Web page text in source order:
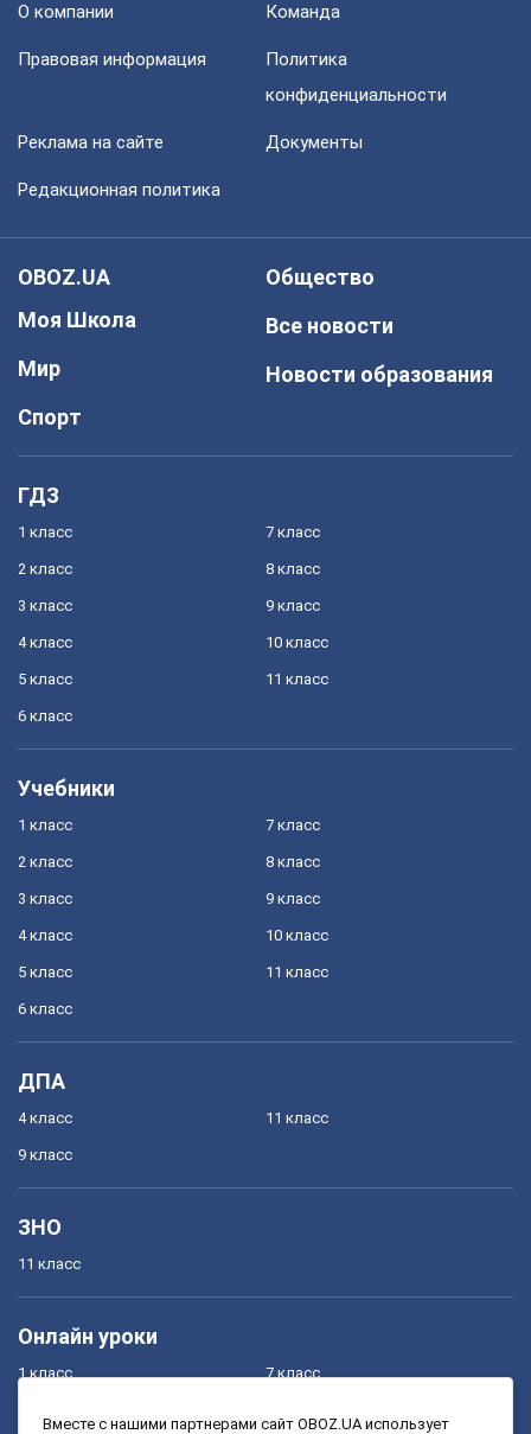
О компании Команда
Правовая информация
Политика
конфиденциальности
Реклама на сайте Документы
Редакционная политика
OBOZ.UA
Моя Школа
Мир
Спорт
Общество
Все новости
Новости образования
ГДЗ
1 класс
2 класс
3 класс
4 класс
5 класс
6 класс
7 класс
8 класс
9 класс
10 класс
11 класс
Учебники
1 класс
2 класс
3 класс
4 класс
5 класс
6 класс
7 класс
8 класс
9 класс
10 класс
11 класс
ДПА
4 класс
9 класс
11 класс
ЗНО
11 класс
Онлайн уроки
1 класс 7 класс
Вместе с нашими партнерами сайт OBOZ.UA использует